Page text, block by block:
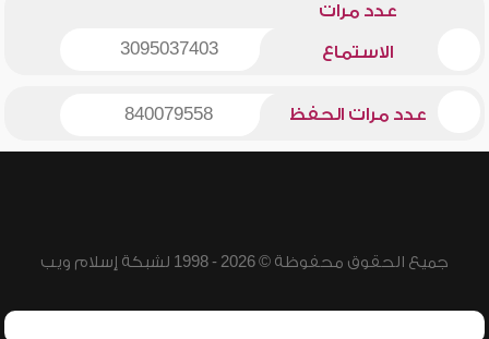
عدد مرات
الاستماع 3095037403
عدد مرات الحفظ 840079558
جميع الحقوق محفوظة © 2026 - 1998 لشبكة إسلام ويب